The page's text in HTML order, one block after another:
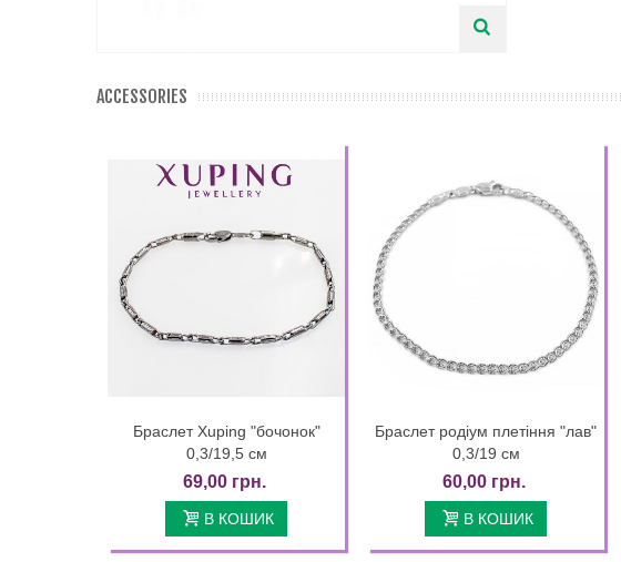
ACCESSORIES
Quick view
Браслет Xuping "бочонок"
0,3/19,5 см
69,00 грн.
В КОШИК
Quick view
Браслет родіум плетіння "лав"
0,3/19 см
60,00 грн.
В КОШИК